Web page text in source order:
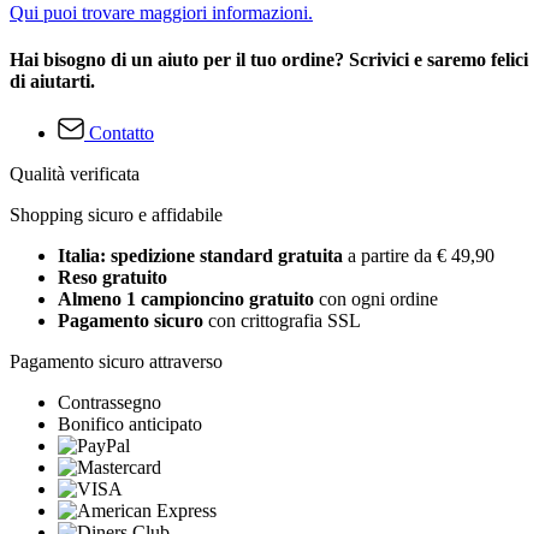
Qui puoi trovare maggiori informazioni.
Hai bisogno di un aiuto per il tuo ordine? Scrivici e saremo felici
di aiutarti.
Contatto
Qualità verificata
Shopping sicuro e affidabile
Italia: spedizione standard gratuita a partire da € 49,90
Reso gratuito
Almeno 1 campioncino gratuito con ogni ordine
Pagamento sicuro con crittografia SSL
Pagamento sicuro attraverso
Contrassegno
Bonifico anticipato